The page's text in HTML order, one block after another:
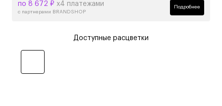
по 8 672 ₽ х4 платежами
с партнерами BRANDSHOP
Подробнее
Доступные расцветки